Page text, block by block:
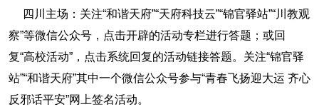
四川主场：关注“和谐天府”“天府科技云”“锦官驿站”“川教观
察”等微信公众号，点击开辟的活动专栏进行答题；或回
复“高校活动”，点击系统回复的活动链接答题。关注“锦官驿
站”“和谐天府”其中一个微信公众号参与“青春飞扬迎大运 齐心
反邪话平安”网上签名活动。